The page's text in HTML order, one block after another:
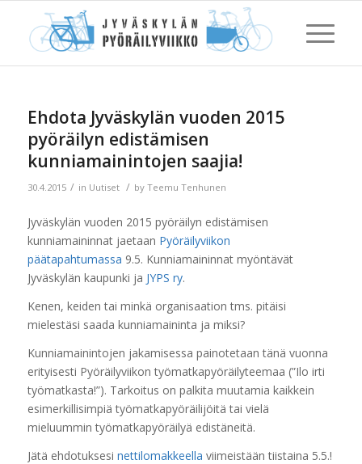
Ehdota Jyväskylän vuoden 2015
pyöräilyn edistämisen
kunniamainintojen saajia!
30.4.2015 / in Uutiset / by Teemu Tenhunen
Jyväskylän vuoden 2015 pyöräilyn edistämisen
kunniamaininnat jaetaan Pyöräilyviikon
päätapahtumassa 9.5. Kunniamaininnat myöntävät
Jyväskylän kaupunki ja JYPS ry.
Kenen, keiden tai minkä organisaation tms. pitäisi
mielestäsi saada kunniamaininta ja miksi?
Kunniamainintojen jakamisessa painotetaan tänä vuonna
erityisesti Pyöräilyviikon työmatkapyöräilyteemaa (”Ilo irti
työmatkasta!”). Tarkoitus on palkita muutamia kaikkein
esimerkillisimpiä työmatkapyöräilijöitä tai vielä
mieluummin työmatkapyöräilyä edistäneitä.
Jätä ehdotuksesi nettilomakkeella viimeistään tiistaina 5.5.!